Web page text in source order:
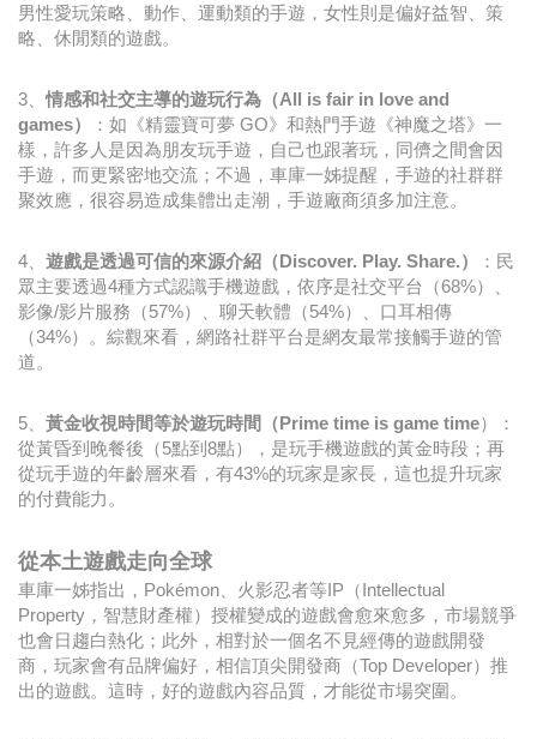
男性愛玩策略、動作、運動類的手遊，女性則是偏好益智、策
略、休閒類的遊戲。
3、情感和社交主導的遊玩行為（All is fair in love and
games）
：如《精靈寶可夢 GO》和熱門手遊《神魔之塔》一
樣，許多人是因為朋友玩手遊，自己也跟著玩，同儕之間會因
手遊，而更緊密地交流；不過，車庫一姊提醒，手遊的社群群
聚效應，很容易造成集體出走潮，手遊廠商須多加注意。
4、 遊戲是透過可信的來源介紹（Discover. Play. Share.）
：民
眾主要透過4種方式認識手機遊戲，依序是社交平台（68%）、
影像/影片服務（57%）、聊天軟體（54%）、口耳相傳
（34%）。綜觀來看，網路社群平台是網友最常接觸手遊的管
道。
5、 黃金收視時間等於遊玩時間（Prime time is game time）：
從黃昏到晚餐後（5點到8點），是玩手機遊戲的黃金時段；再
從玩手遊的年齡層來看，有43%的玩家是家長，這也提升玩家
的付費能力。
從本土遊戲走向全球
車庫一姊指出，Pokémon、火影忍者等IP（Intellectual
Property，智慧財產權）授權變成的遊戲會愈來愈多，市場競爭
也會日趨白熱化；此外，相對於一個名不見經傳的遊戲開發
商，玩家會有品牌偏好，相信頂尖開發商（Top Developer）推
出的遊戲。這時，好的遊戲內容品質，才能從市場突圍。